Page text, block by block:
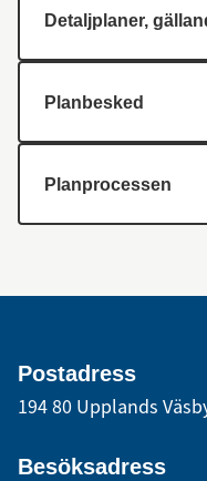
Detaljplaner,
Planbesked
Planprocessen
Postadress
194 80 Upplands
Besöksadress